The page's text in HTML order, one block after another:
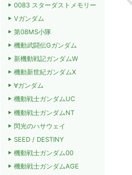
0083 スターダストメモリー
Vガンダム
第08MS小隊
機動武闘伝Gガンダム
新機動戦記ガンダムW
機動新世紀ガンダムX
∀ガンダム
機動戦士ガンダムUC
機動戦士ガンダムNT
閃光のハサウェイ
SEED / DESTINY
機動戦士ガンダム00
機動戦士ガンダムAGE